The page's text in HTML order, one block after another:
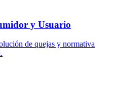
y Usuario
de quejas y normativa